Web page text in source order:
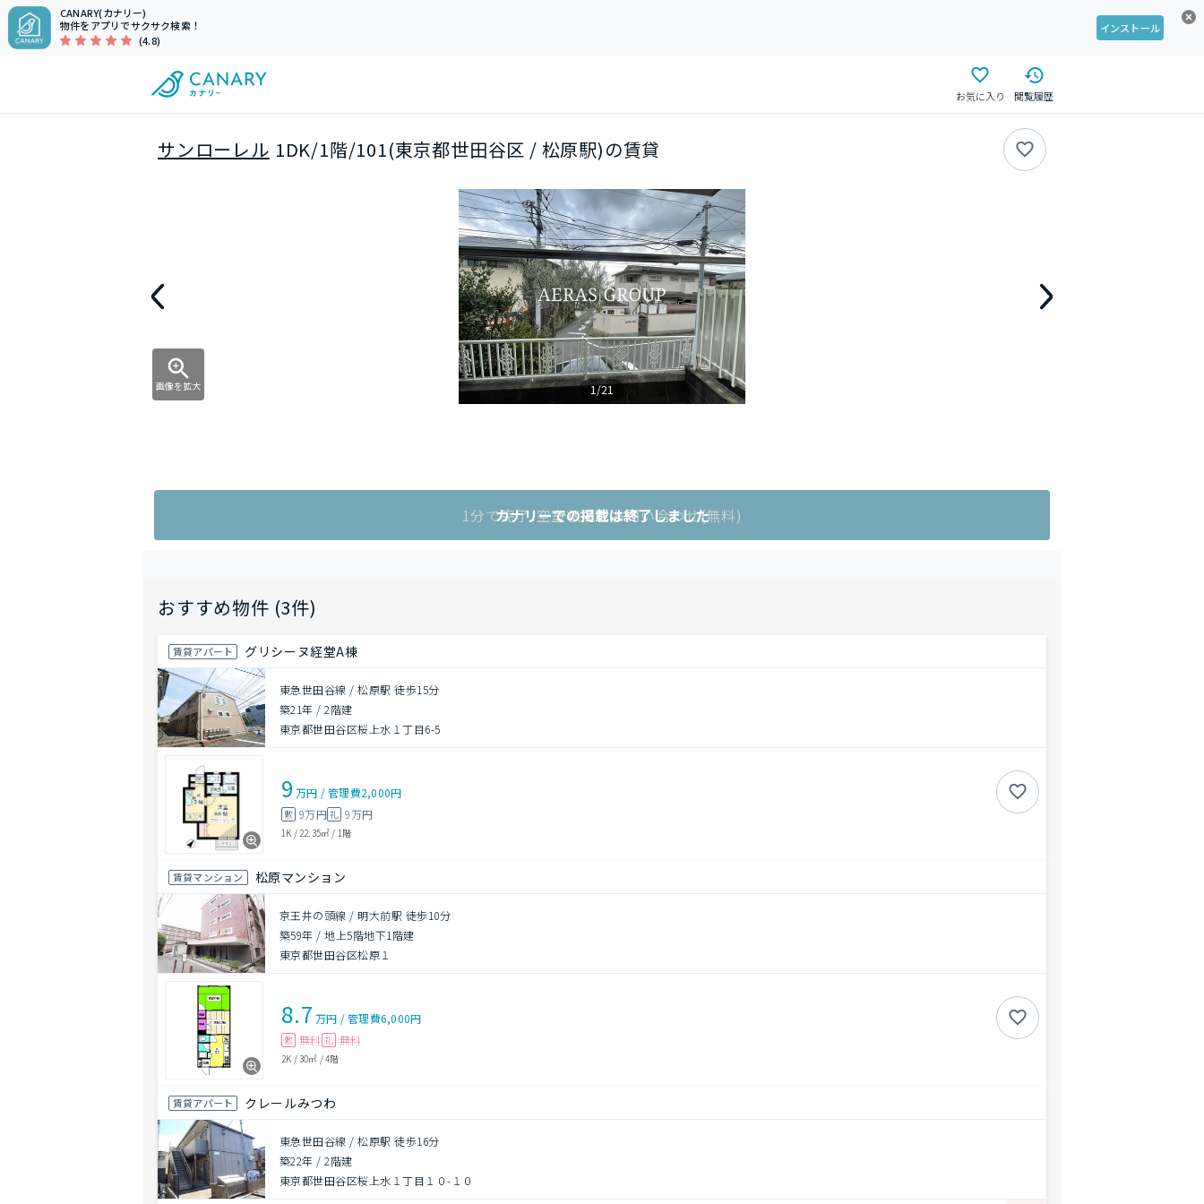
CANARY(カナリー)
物件をアプリでサクサク検索！
(4.8)
インストール
お気に入り 閲覧履歴
サンローレル 1DK/1階/101(東京都世田谷区 / 松原駅)の賃貸
画像を拡大 1/21
1分で完了!空室状況をお問い合わせ(無料)
カナリーでの掲載は終了しました
おすすめ物件 (3件)
賃貸アパート グリシーヌ経堂A棟
東急世田谷線 / 松原駅 徒歩15分
築21年 /2階建
東京都世田谷区桜上水１丁目6-5
9 万円 /管理費2,000円
敷 9万円礼 9万円
1K / 22.35㎡ / 1階
賃貸マンション 松原マンション
京王井の頭線 / 明大前駅 徒歩10分
築59年 /地上5階地下1階建
東京都世田谷区松原１
8.7 万円 /管理費6,000円
敷 無料 礼 無料
2K /30㎡ /4階
賃貸アパート クレールみつわ
東急世田谷線 / 松原駅 徒歩16分
築22年 /2階建
東京都世田谷区桜上水１丁目１０-１０